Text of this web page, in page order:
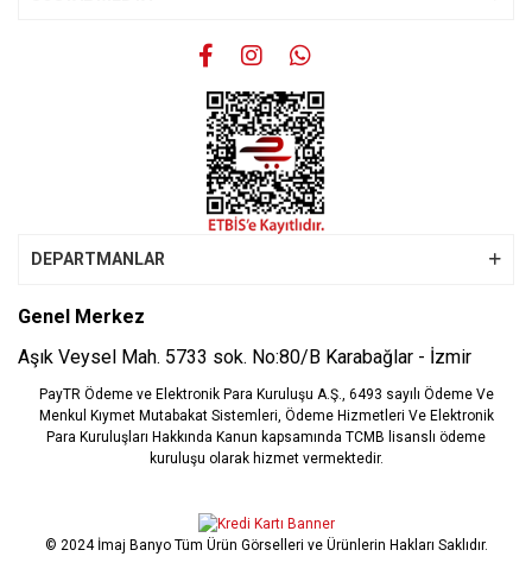
DEPARTMANLAR
Genel Merkez
Aşık Veysel Mah. 5733 sok. No:80/B Karabağlar - İzmir
PayTR Ödeme ve Elektronik Para Kuruluşu A.Ş., 6493 sayılı Ödeme Ve
Menkul Kıymet Mutabakat Sistemleri, Ödeme Hizmetleri Ve Elektronik
Para Kuruluşları Hakkında Kanun kapsamında TCMB lisanslı ödeme
kuruluşu olarak hizmet vermektedir.
© 2024 İmaj Banyo Tüm Ürün Görselleri ve Ürünlerin Hakları Saklıdır.